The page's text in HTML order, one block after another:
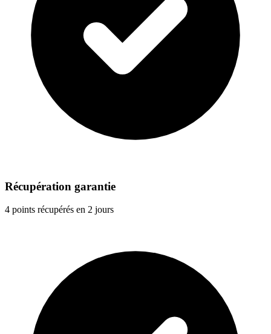
Récupération garantie
4 points récupérés en 2 jours